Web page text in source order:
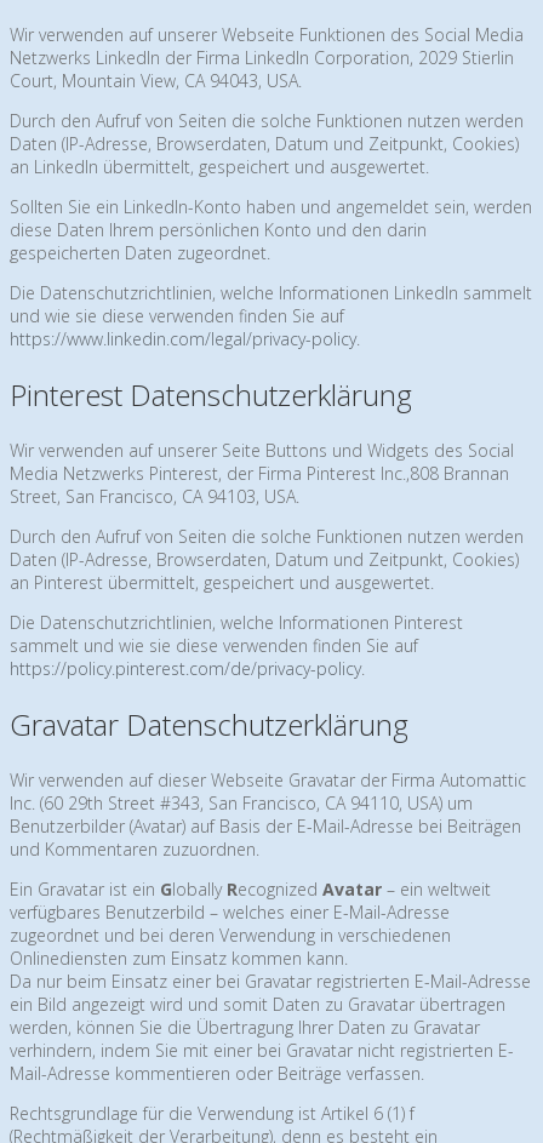
Wir verwenden auf unserer Webseite Funktionen des Social Media
Netzwerks LinkedIn der Firma LinkedIn Corporation, 2029 Stierlin
Court, Mountain View, CA 94043, USA.
Durch den Aufruf von Seiten die solche Funktionen nutzen werden
Daten (IP-Adresse, Browserdaten, Datum und Zeitpunkt, Cookies)
an LinkedIn übermittelt, gespeichert und ausgewertet.
Sollten Sie ein LinkedIn-Konto haben und angemeldet sein, werden
diese Daten Ihrem persönlichen Konto und den darin
gespeicherten Daten zugeordnet.
Die Datenschutzrichtlinien, welche Informationen LinkedIn sammelt
und wie sie diese verwenden finden Sie auf
https://www.linkedin.com/legal/privacy-policy.
Pinterest Datenschutzerklärung
Wir verwenden auf unserer Seite Buttons und Widgets des Social
Media Netzwerks Pinterest, der Firma Pinterest Inc.,808 Brannan
Street, San Francisco, CA 94103, USA.
Durch den Aufruf von Seiten die solche Funktionen nutzen werden
Daten (IP-Adresse, Browserdaten, Datum und Zeitpunkt, Cookies)
an Pinterest übermittelt, gespeichert und ausgewertet.
Die Datenschutzrichtlinien, welche Informationen Pinterest
sammelt und wie sie diese verwenden finden Sie auf
https://policy.pinterest.com/de/privacy-policy.
Gravatar Datenschutzerklärung
Wir verwenden auf dieser Webseite Gravatar der Firma Automattic
Inc. (60 29th Street #343, San Francisco, CA 94110, USA) um
Benutzerbilder (Avatar) auf Basis der E-Mail-Adresse bei Beiträgen
und Kommentaren zuzuordnen.
Ein Gravatar ist ein Globally Recognized Avatar – ein weltweit
verfügbares Benutzerbild – welches einer E-Mail-Adresse
zugeordnet und bei deren Verwendung in verschiedenen
Onlinediensten zum Einsatz kommen kann.
Da nur beim Einsatz einer bei Gravatar registrierten E-Mail-Adresse
ein Bild angezeigt wird und somit Daten zu Gravatar übertragen
werden, können Sie die Übertragung Ihrer Daten zu Gravatar
verhindern, indem Sie mit einer bei Gravatar nicht registrierten E-
Mail-Adresse kommentieren oder Beiträge verfassen.
Rechtsgrundlage für die Verwendung ist Artikel 6 (1) f
(Rechtmäßigkeit der Verarbeitung), denn es besteht ein